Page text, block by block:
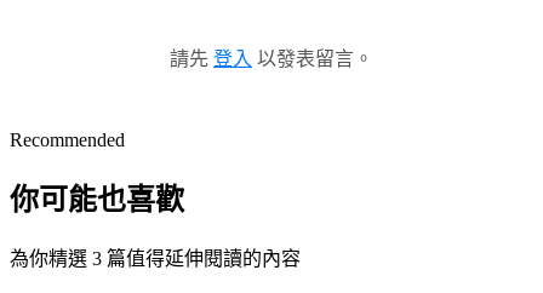
請先 登入 以發表留言。
Recommended
你可能也喜歡
為你精選 3 篇值得延伸閱讀的內容